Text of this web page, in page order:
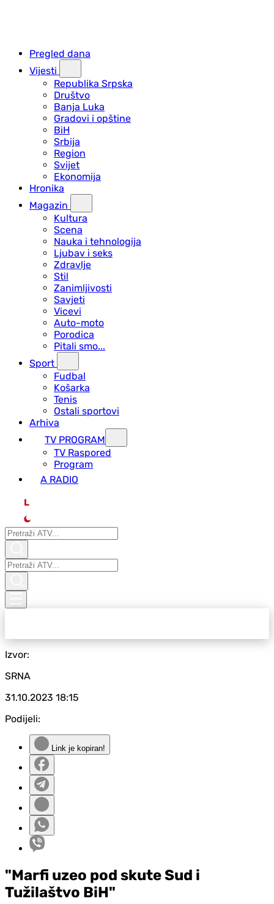
Pregled dana
Vijesti
Republika Srpska
Društvo
Banja Luka
Gradovi i opštine
BiH
Srbija
Region
Svijet
Ekonomija
Hronika
Magazin
Kultura
Scena
Nauka i tehnologija
Ljubav i seks
Zdravlje
Stil
Zanimljivosti
Savjeti
Vicevi
Auto-moto
Porodica
Pitali smo...
Sport
Fudbal
Košarka
Tenis
Ostali sportovi
Arhiva
TV PROGRAM
ТV Raspored
Program
A RADIO
L
Izvor:
SRNA
31.10.2023 18:15
Podijeli:
Link je kopiran!
"Marfi uzeo pod skute Sud i
Tužilaštvo BiH"